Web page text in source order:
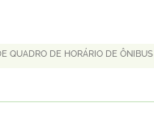
QUADRO DE HORÁRIO DE ÔNIBUS